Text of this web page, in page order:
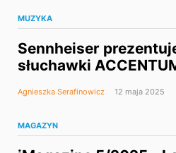
MUZYKA
Sennheiser
słuchawki
Agnieszka Serafinowicz 12 maja 2025
MAGAZYN